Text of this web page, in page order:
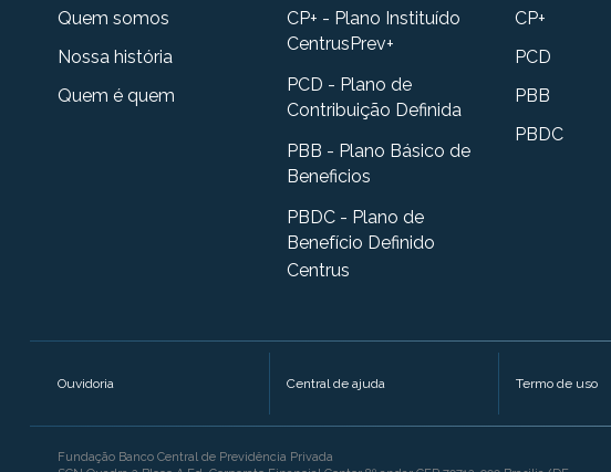
Quem somos
Nossa história
Quem é quem
CP+ - Plano Instituído
CentrusPrev+
PCD - Plano de
Contribuição Definida
PBB - Plano Básico de
Beneficios
PBDC - Plano de
Benefício Definido
Centrus
CP+
PCD
PBB
PBDC
Ouvidoria Central de ajuda Termo de uso
Fundação Banco Central de Previdência Privada